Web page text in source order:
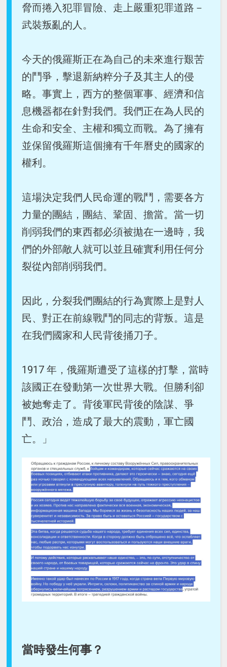
脅而捲入犯罪冒險、走上嚴重犯罪道路－
武裝叛亂的人。
今天的俄羅斯正在為自己的未來進行艱苦
的鬥爭，擊退新納粹分子及其主人的侵
略。事實上，西方的整個軍事、經濟和信
息機器都在針對我們。我們正在為人民的
生命和安全、主權和獨立而戰。為了擁有
並保留俄羅斯這個擁有千年曆史的國家的
權利。
這場決定我們人民命運的戰鬥，需要各方
力量的團結，團結、鞏固、擔當。當一切
削弱我們的東西都必須被拋在一邊時，我
們的外部敵人就可以並且確實利用任何分
裂從內部削弱我們。
因此，分裂我們團結的行為實際上是對人
民、對正在前線戰鬥的同志的背叛。這是
在我們國家和人民背後捅刀子。
1917 年，俄羅斯遭受了這樣的打擊，當時
該國正在發動第一次世界大戰。但勝利卻
被她奪走了。背後軍民背後的陰謀、爭
鬥、政治，造成了最大的震動，軍亡國
亡。」
當時發生何事？